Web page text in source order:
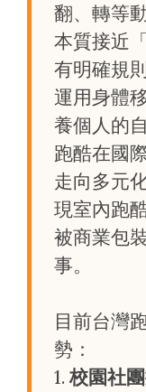
翻、轉等
本質接近
有明確規
運用身體
養個人的
跑酷在國
走向多元
現室內跑
被商業包
事。
目前台灣
勢：
1.校園社